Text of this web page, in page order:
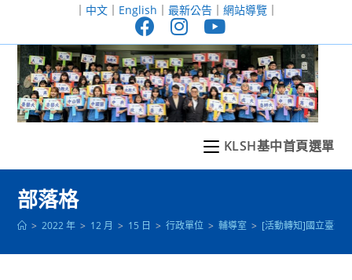
至
｜ 中文｜ English ｜ 最新公告｜ 網站導覽｜
KLSH基中首頁選單
部落格
> 2022 年 > 12 月 > 15 日 > 行政單位 > 輔導室 > [活動轉知]國立臺灣